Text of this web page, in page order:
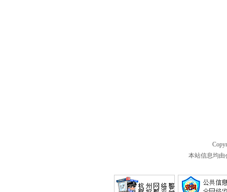
本站信息均由